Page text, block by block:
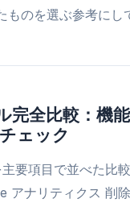
ものを選ぶ参考にし
完全比較：機
ェック
要項目で並べた比較
アナリティクス 削